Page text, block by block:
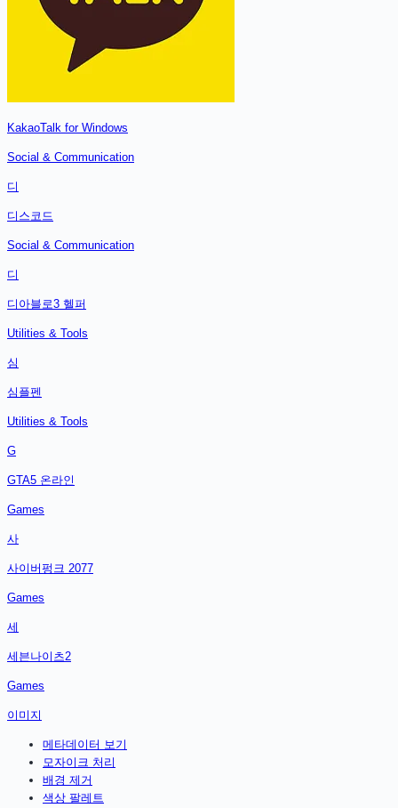
KakaoTalk for Windows
Social & Communication
디
디스코드
Social & Communication
디
디아블로3 헬퍼
Utilities & Tools
심
심플펜
Utilities & Tools
G
GTA5 온라인
Games
사
사이버펑크 2077
Games
세
세븐나이츠2
Games
이미지
메타데이터 보기
모자이크 처리
배경 제거
색상 팔레트